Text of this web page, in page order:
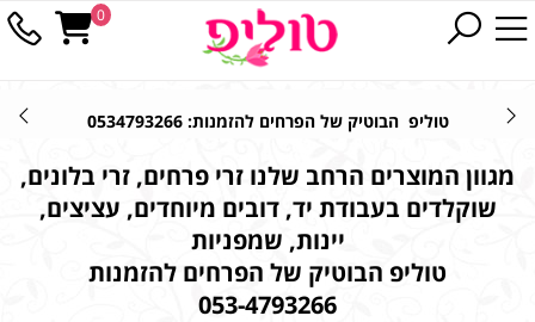
טוליפ הבוטיק של הפרחים להזמנות: 0534793266
0
מגוון המוצרים הרחב שלנו זרי פרחים, זרי בלונים,
שוקלדים בעבודת יד, דובים מיוחדים, עציצים,
יינות, שמפניות
טוליפ הבוטיק של הפרחים להזמנות
053-4793266